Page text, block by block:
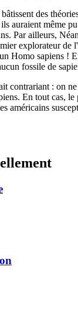
des
auraient même
Par ailleurs,
explorateur
Homo sapiens !
fossile de
contrariant : on
En tout cas,
américains